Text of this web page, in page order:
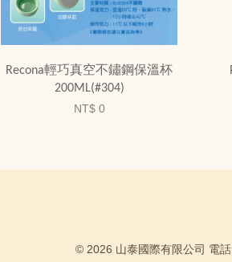
Recona輕巧真空不鏽鋼保溫杯
200ML(#304)
NT$ 0
© 2026 山泰國際有限公司 電